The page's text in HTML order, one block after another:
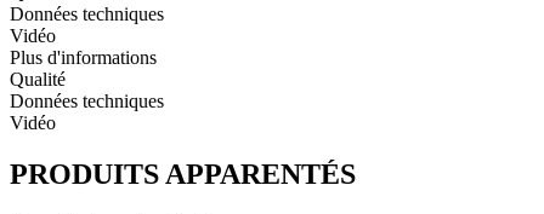
BALEINES
ET
DES
BALLONS
Données techniques
Vidéo
Plus d'informations
Qualité
Données techniques
Vidéo
PRODUITS APPARENTÉS